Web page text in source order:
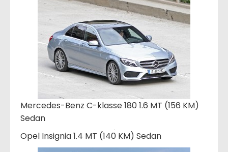
Mercedes-Benz C-klasse 180 1.6 MT (156 KM)
Sedan
Opel Insignia 1.4 MT (140 KM) Sedan